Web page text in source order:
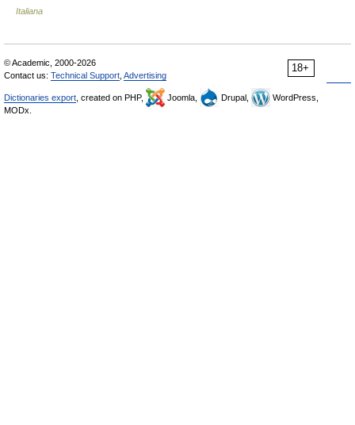
Italiana
18+
© Academic, 2000-2026
Contact us: Technical Support Advertising
Dictionaries export , created on PHP, Joomla, Drupal,
WordPress,
MODx.